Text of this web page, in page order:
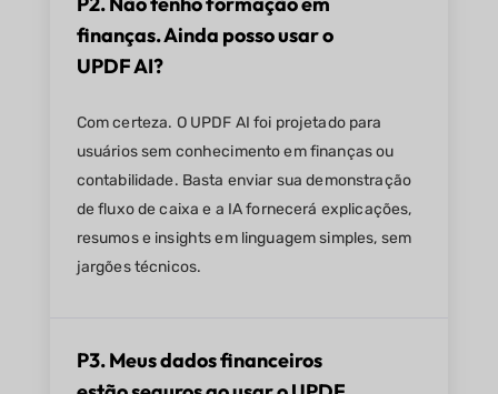
finanças. Ainda posso usar o
UPDF AI?
Com certeza. O UPDF AI foi projetado para
usuários sem conhecimento em finanças ou
contabilidade. Basta enviar sua demonstração
de fluxo de caixa e a IA fornecerá explicações,
resumos e insights em linguagem simples, sem
jargões técnicos.
P3. Meus dados financeiros